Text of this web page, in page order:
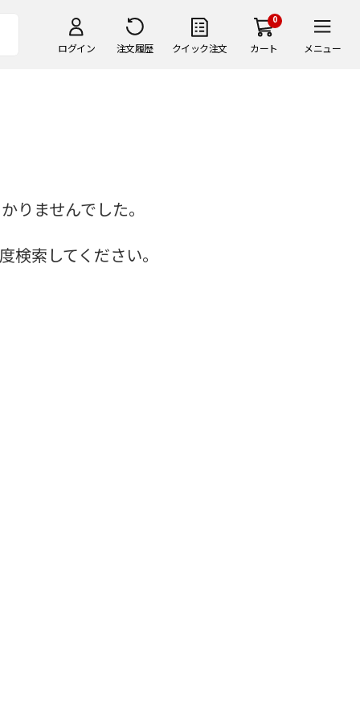
ログイン 注文履歴 クイック注文
0
カート メニュー
りませんでした。
検索してください。